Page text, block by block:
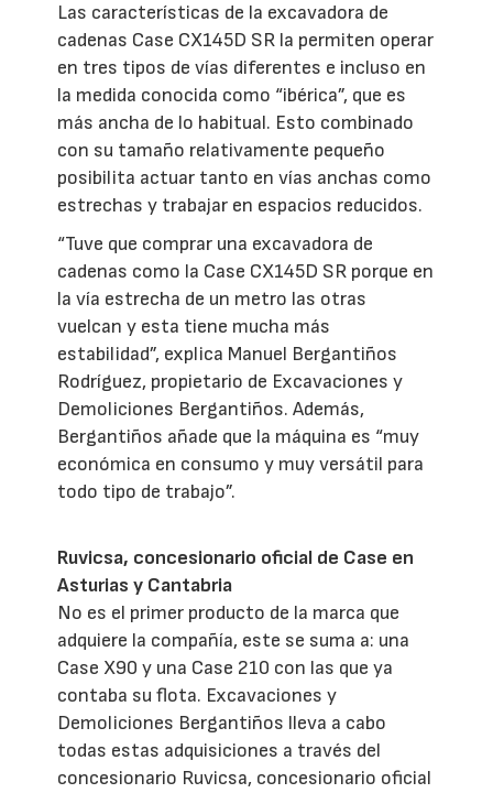
Las características de la excavadora de
cadenas Case CX145D SR la permiten operar
en tres tipos de vías diferentes e incluso en
la medida conocida como “ibérica”, que es
más ancha de lo habitual. Esto combinado
con su tamaño relativamente pequeño
posibilita actuar tanto en vías anchas como
estrechas y trabajar en espacios reducidos.
“Tuve que comprar una excavadora de
cadenas como la Case CX145D SR porque en
la vía estrecha de un metro las otras
vuelcan y esta tiene mucha más
estabilidad”, explica Manuel Bergantiños
Rodríguez, propietario de Excavaciones y
Demoliciones Bergantiños. Además,
Bergantiños añade que la máquina es “muy
económica en consumo y muy versátil para
todo tipo de trabajo”.
Ruvicsa, concesionario oficial de Case en
Asturias y Cantabria
No es el primer producto de la marca que
adquiere la compañía, este se suma a: una
Case X90 y una Case 210 con las que ya
contaba su flota. Excavaciones y
Demoliciones Bergantiños lleva a cabo
todas estas adquisiciones a través del
concesionario Ruvicsa, concesionario oficial